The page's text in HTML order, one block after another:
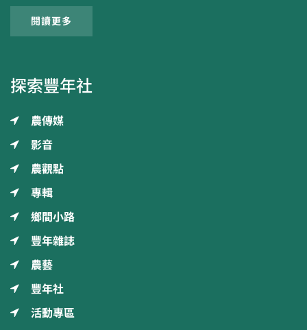
閱讀更多
探索豐年社
農傳媒
影音
農觀點
專輯
鄉間小路
豐年雜誌
農藝
豐年社
活動專區